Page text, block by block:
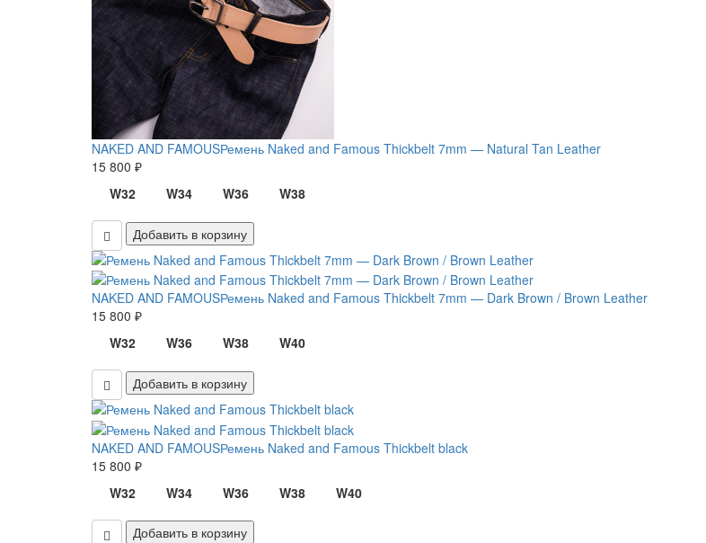
NAKED AND FAMOUSРемень Naked and Famous Thickbelt 7mm — Natural Tan Leather
15 800 ₽
W32
W34 W36 W38
Добавить в корзину
NAKED AND FAMOUSРемень Naked and Famous Thickbelt 7mm — Dark Brown / Brown Leather
15 800 ₽
W32
W36 W38 W40
Добавить в корзину
NAKED AND FAMOUSРемень Naked and Famous Thickbelt black
15 800 ₽
W32
W34 W36 W38 W40
Добавить в корзину